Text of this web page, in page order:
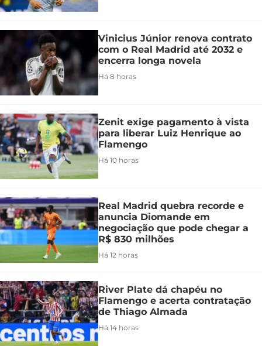
Vinicius Júnior renova contrato
com o Real Madrid até 2032 e
encerra longa novela
Há 8 horas
Zenit exige pagamento à vista
para liberar Luiz Henrique ao
Flamengo
Há 10 horas
Real Madrid quebra recorde e
anuncia Diomande em
negociação que pode chegar a
R$ 830 milhões
Há 12 horas
River Plate dá chapéu no
Flamengo e acerta contratação
de Thiago Almada
Há 14 horas